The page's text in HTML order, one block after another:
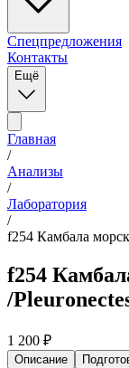
Спецпредложения
Контакты
Ещё
Главная
/
Анализы
/
Лаборатория
/
f254 Камбала
f254
/
1 200 ₽
Описание